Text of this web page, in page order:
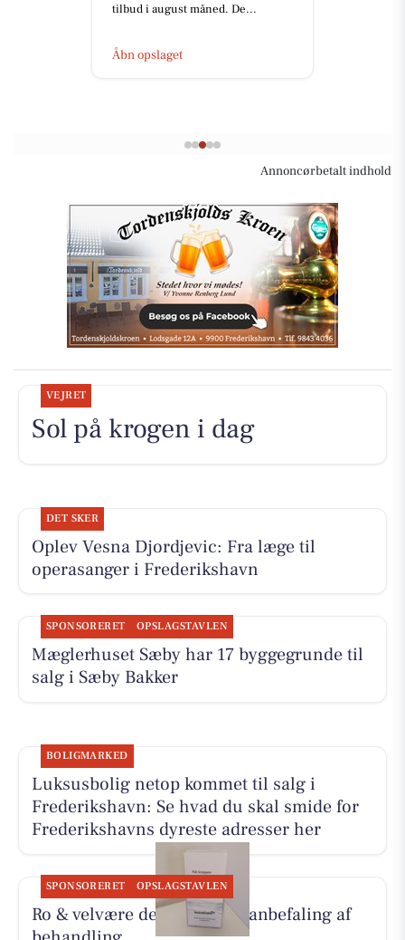
tilbud i august måned. De...
Åbn opslaget
Annoncørbetalt indhold
VEJRET
Sol på krogen i dag
DET SKER
Oplev Vesna Djordjevic: Fra læge til
operasanger i Frederikshavn
SPONSORERET OPSLAGSTAVLEN
Mæglerhuset Sæby har 17 byggegrunde til
salg i Sæby Bakker
BOLIGMARKED
Luksusbolig netop kommet til salg i
Frederikshavn: Se hvad du skal smide for
Frederikshavns dyreste adresser her
SPONSORERET OPSLAGSTAVLEN
Ro & velvære deler Hennys anbefaling af